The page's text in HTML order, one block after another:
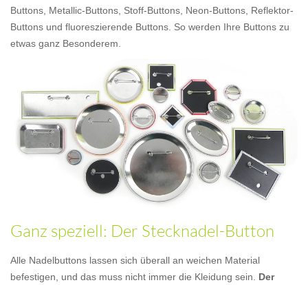
Buttons, Metallic-Buttons, Stoff-Buttons, Neon-Buttons, Reflektor-
Buttons und fluoreszierende Buttons. So werden Ihre Buttons zu
etwas ganz Besonderem.
Ganz speziell: Der Stecknadel-Button
Alle Nadelbuttons lassen sich überall an weichen Material
befestigen, und das muss nicht immer die Kleidung sein. Der